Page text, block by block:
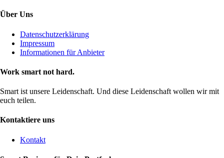
Über Uns
Datenschutzerklärung
Impressum
Informationen für Anbieter
Work smart not hard.
Smart ist unsere Leidenschaft. Und diese Leidenschaft wollen wir mit
euch teilen.
Kontaktiere uns
Kontakt